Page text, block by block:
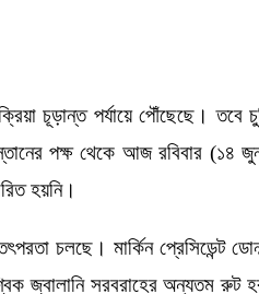
চূড়ান্ত পর্যায়ে পৌঁছেছে।
পক্ষ থেকে আজ রবিবার
হয়নি।
চলছে। মার্কিন প্রেসিডেন্ট
জ্বালানি সরবরাহের অন্যতম রুট